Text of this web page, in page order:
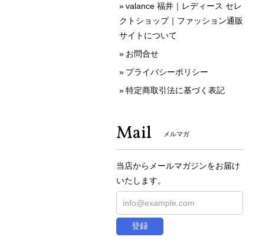
valance 福井｜レディース セレ
クトショップ｜ファッション通販
サイトについて
お問合せ
プライバシーポリシー
特定商取引法に基づく表記
Mail メルマガ
当店からメールマガジンをお届け
いたします。
登録